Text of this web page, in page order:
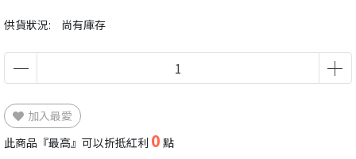
供貨狀況: 尚有庫存
加入最愛
此商品『最高』可以折抵紅利 0 點